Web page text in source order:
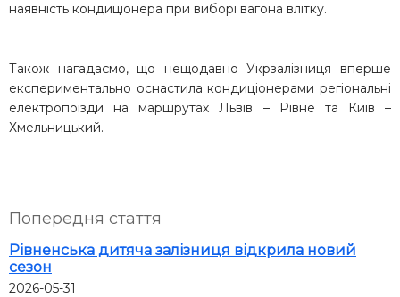
наявність кондиціонера при виборі вагона влітку.
Також нагадаємо, що нещодавно Укрзалізниця вперше
експериментально оснастила кондиціонерами регіональні
електропоїзди на маршрутах Львів – Рівне та Київ –
Хмельницький.
Попередня стаття
Рівненська дитяча залізниця відкрила новий
сезон
2026-05-31